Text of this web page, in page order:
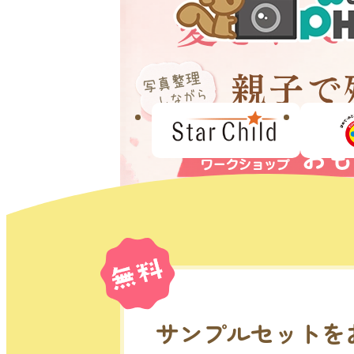
サンプルセット